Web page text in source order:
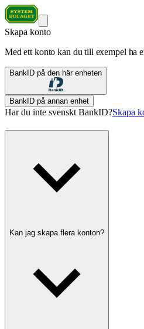
Skapa konto
Med ett konto kan du till exempel ha
BankID på den här enheten
BankID på annan enhet
Har du inte svenskt BankID?Skapa
Kan jag skapa flera konton?